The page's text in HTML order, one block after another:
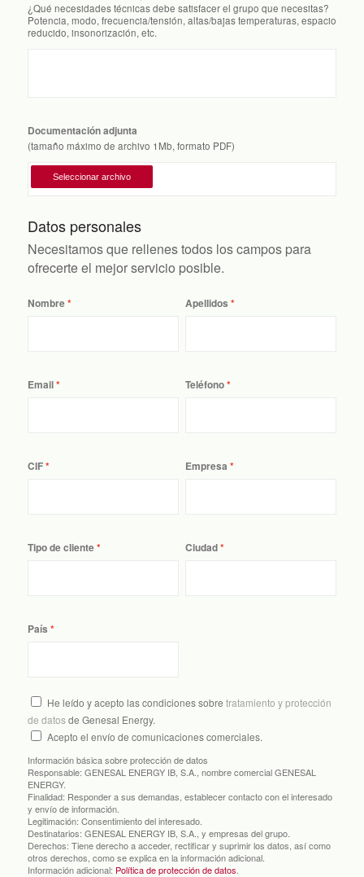
¿Qué necesidades técnicas debe satisfacer el grupo que necesitas?
Potencia, modo, frecuencia/tensión, altas/bajas temperaturas, espacio
reducido, insonorización, etc.
Documentación adjunta
(tamaño máximo de archivo 1Mb, formato PDF)
Datos personales
Necesitamos que rellenes todos los campos para
ofrecerte el mejor servicio posible.
Nombre Apellidos
Email Teléfono
CIF Empresa
Tipo de cliente Ciudad
País
He leído y acepto las condiciones sobre tratamiento y protección
de datosde Genesal Energy.
Acepto el envío de comunicaciones comerciales.
Información básica sobre protección de datos
Responsable: GENESAL ENERGY IB, S.A., nombre comercial GENESAL
ENERGY.
Finalidad: Responder a sus demandas, establecer contacto con el interesado
y envío de información.
Legitimación: Consentimiento del interesado.
Destinatarios: GENESAL ENERGY IB, S.A., y empresas del grupo.
Derechos: Tiene derecho a acceder, rectificar y suprimir los datos, así como
otros derechos, como se explica en la información adicional.
Información adicional: Política de protección de datos